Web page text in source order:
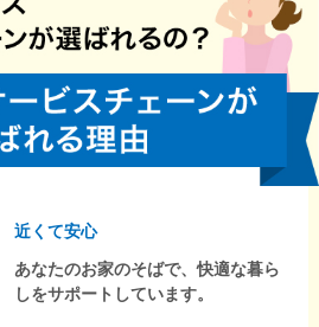
近くて安心
あなたのお家のそばで、快適な暮ら
しをサポートしています。